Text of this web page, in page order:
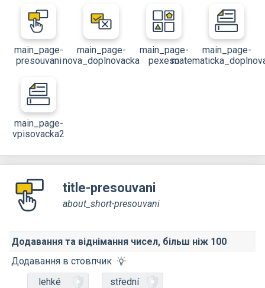
main_page-
presouvani
main_page-
nova_doplnovacka
main_page-
pexeso
main_page-
main_page-
vpisovacka2
title-presouvani
about_short-presouvani
Додавання та віднімання чисел, більш ніж 100
Додавання в стовпчик
lehké
střední